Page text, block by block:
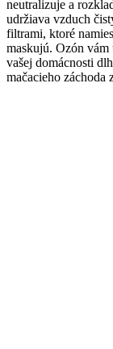
neutralizuje a
udržiava vzduch
filtrami, ktoré
maskujú. Ozón
vašej domácnosti
mačacieho záchoda